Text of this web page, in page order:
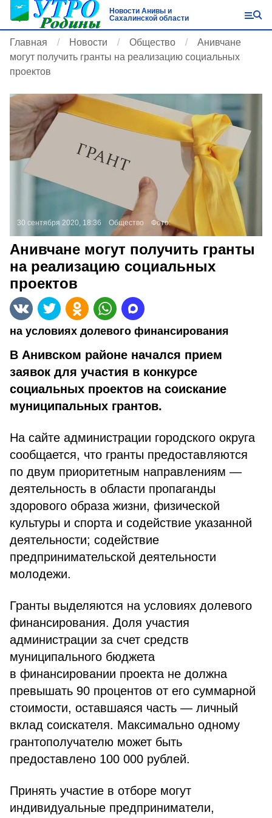
Новости Анивы и
Сахалинской области
Главная Новости Общество
Анивчане
могут получить гранты на реализацию социальных
проектов
30 сентября 2020, 18:36 Общество Фото:
Анивчане могут получить гранты
на реализацию социальных
проектов
на условиях долевого финансирования
В Анивском районе начался прием
заявок для участия в конкурсе
социальных проектов на соискание
муниципальных грантов.
На сайте администрации городского округа
сообщается, что гранты предоставляются
по двум приоритетным направлениям —
деятельность в области пропаганды
здорового образа жизни, физической
культуры и спорта и содействие указанной
деятельности; содействие
предпринимательской деятельности
молодежи.
Гранты выделяются на условиях долевого
финансирования. Доля участия
администрации за счет средств
муниципального бюджета
в финансировании проекта не должна
превышать 90 процентов от его суммарной
стоимости, оставшаяся часть — личный
вклад соискателя. Максимально одному
грантополучателю может быть
предоставлено 100 000 рублей.
Принять участие в отборе могут
индивидуальные предприниматели,